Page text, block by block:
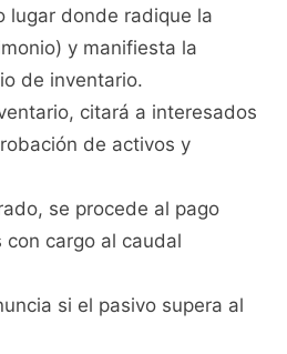
lugar donde radique la
y manifiesta la
de inventario.
citará a interesados
de activos y
se procede al pago
cargo al caudal
si el pasivo supera al